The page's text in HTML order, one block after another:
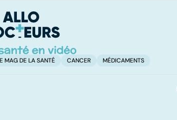
MAG DE LA SANTÉ CANCER MÉDICAMENTS